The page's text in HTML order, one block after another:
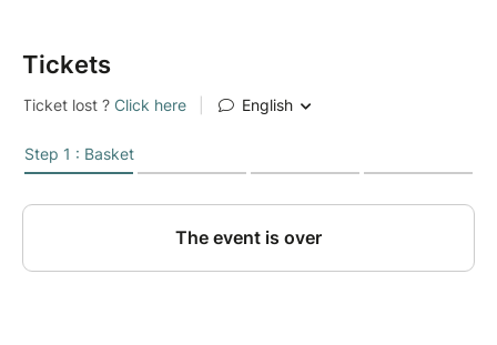
19:00 Ballade libre dans le Musée
20:00 Début du Concert
Tenue de Ville
Tickets